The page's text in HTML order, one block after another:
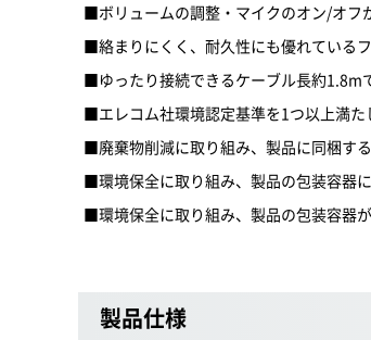
■ボリュームの調整・マイクのオン/オフ
■絡まりにくく、耐久性にも優れている
■ゆったり接続できるケーブル長約1.8m
■エレコム社環境認定基準を1つ以上満た
■廃棄物削減に取り組み、製品に同梱す
■環境保全に取り組み、製品の包装容器
■環境保全に取り組み、製品の包装容器
製品仕様